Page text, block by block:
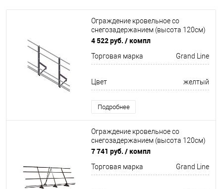
Ограждение кровельное со
снегозадержанием (высота 120см)
Optima Оцинков+порошковый окрас
4 522 руб. / компл
Торговая марка Grand Line
Цвет желтый
Подробнее
Ограждение кровельное со
снегозадержанием (высота 120см)
Оцинков+порошковый окрас
7 741 руб. / компл
Торговая марка Grand Line